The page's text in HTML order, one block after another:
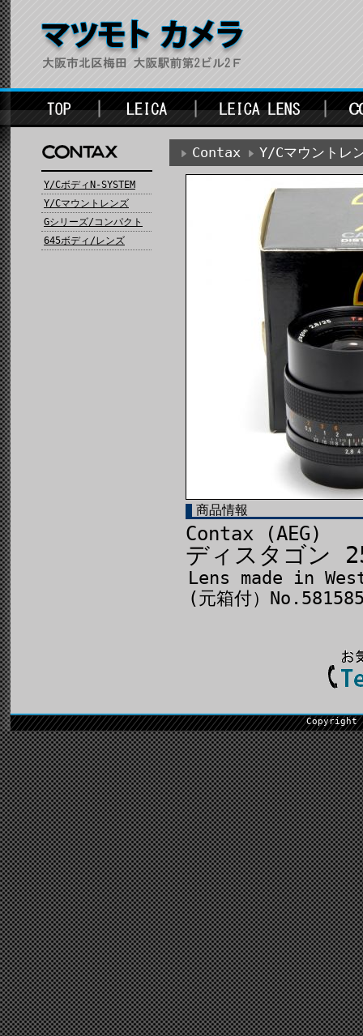
Y/CボディN-SYSTEM
Y/Cマウントレンズ
Gシリーズ/コンパクト
645ボディ/レンズ
Contax Y/Cマウントレ
商品情報
Contax (AEG)
ディスタゴン
Lens made in
(元箱付）
Copyright